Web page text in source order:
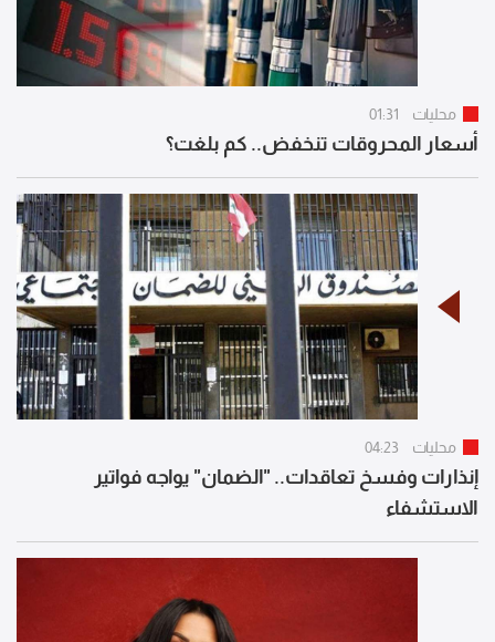
محليات 01:31
أسعار المحروقات تنخفض.. كم بلغت؟
محليات 04:23
إنذارات وفسخ تعاقدات.. "الضمان" يواجه فواتير
الاستشفاء